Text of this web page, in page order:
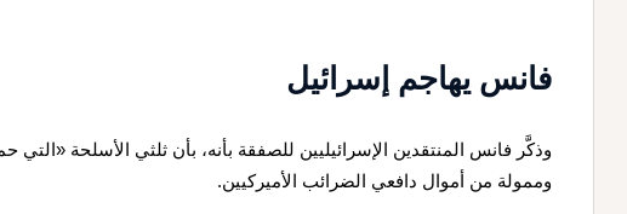
فانس يهاجم إسرائيل
وذكَّر فانس المنتقدين الإسرائيليين للصفقة بأنه، بأن ثلثي الأسلحة
وممولة من أموال دافعي الضرائب الأميركيين.